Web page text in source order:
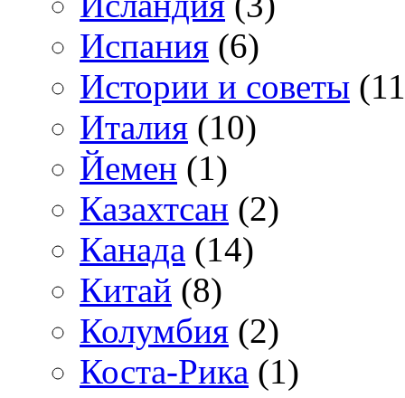
Испания (6)
Истории и советы
Италия (10)
Йемен (1)
Казахтсан (2)
Канада (14)
Китай (8)
Колумбия (2)
Коста-Рика (1)